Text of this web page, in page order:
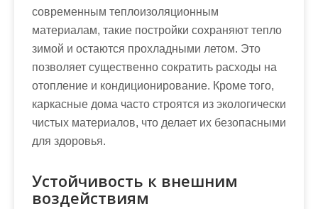
современным теплоизоляционным
материалам, такие постройки сохраняют тепло
зимой и остаются прохладными летом. Это
позволяет существенно сократить расходы на
отопление и кондиционирование. Кроме того,
каркасные дома часто строятся из экологически
чистых материалов, что делает их безопасными
для здоровья.
Устойчивость к внешним
воздействиям